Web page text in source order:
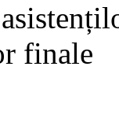
finale